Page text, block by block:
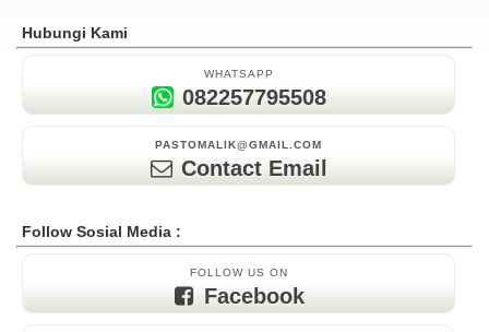
Hubungi Kami
WHATSAPP
082257795508
PASTOMALIK@GMAIL.COM
Contact Email
Follow Sosial Media :
FOLLOW US ON
Facebook